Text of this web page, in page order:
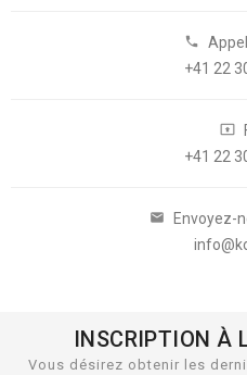

+41 22

+41 22

Envoyez-
INSCRIPTION À
Vous désirez obtenir les